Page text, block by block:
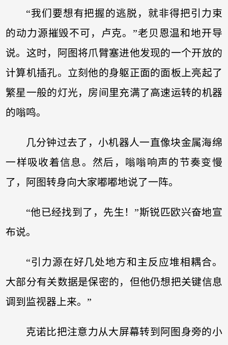
“我们要想有把握的逃脱，就非得把引力束
的动力源摧毁不可，卢克。”老贝恩温和地开导
说。这时，阿图将爪臂塞进他发现的一个开放的
计算机插孔。立刻他的身躯正面的面板上亮起了
繁星一般的灯光，房间里充满了高速运转的机器
的嗡鸣。
几分钟过去了，小机器人一直像块金属海绵
一样吸收着信息。然后，嗡嗡响声的节奏变慢
了，阿图转身向大家嘟嘟地说了一阵。
“他已经找到了，先生！”斯锐匹欧兴奋地宣
布说。
“引力源在好几处地方和主反应堆相耦合。
大部分有关数据是保密的，但他仍想把关键信息
调到监视器上来。”
克诺比把注意力从大屏幕转到阿图身旁的小